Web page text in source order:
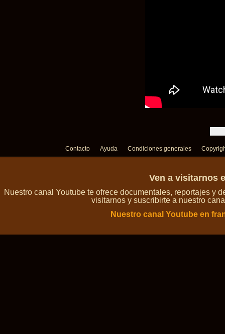
Contacto Ayuda Condiciones generales
Ven a visitarnos
Nuestro canal Youtube te ofrece documentales, reportajes y
visitarnos y suscribirte a nuestro
Nuestro canal Youtube en